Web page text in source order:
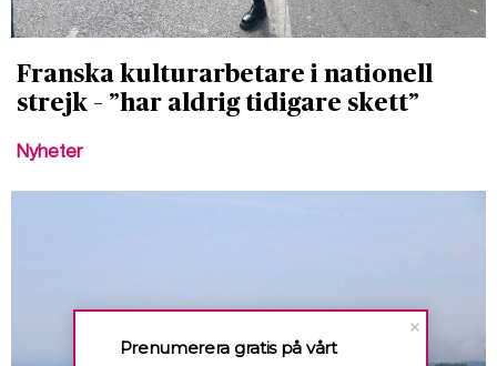
Franska kulturarbetare i nationell
strejk – ”har aldrig tidigare skett”
Nyheter
Prenumerera gratis på vårt